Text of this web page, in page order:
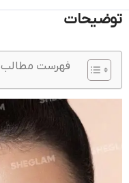
توضیحات
فهرست مطالب